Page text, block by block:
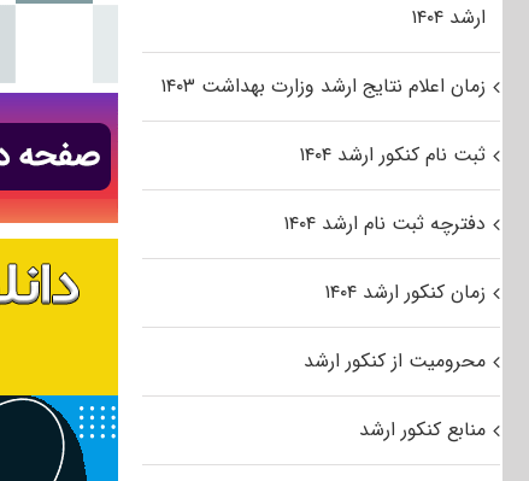
ارشد ۱۴۰۴
زمان اعلام نتایج ارشد وزارت بهداشت ۱۴۰۳
ثبت نام کنکور ارشد ۱۴۰۴
دفترچه ثبت نام ارشد ۱۴۰۴
زمان کنکور ارشد ۱۴۰۴
محرومیت از کنکور ارشد
منابع کنکور ارشد